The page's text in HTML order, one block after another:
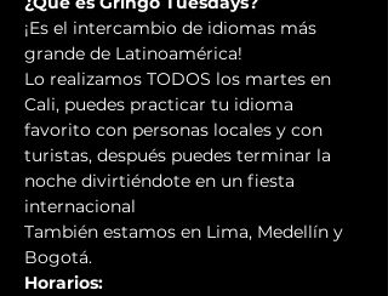
¡Es el intercambio de idiomas más
grande de Latinoamérica!
Lo realizamos TODOS los martes en
Cali, puedes practicar tu idioma
favorito con personas locales y con
turistas, después puedes terminar la
noche divirtiéndote en un fiesta
internacional
También estamos en Lima, Medellín y
Bogotá.
Horarios: